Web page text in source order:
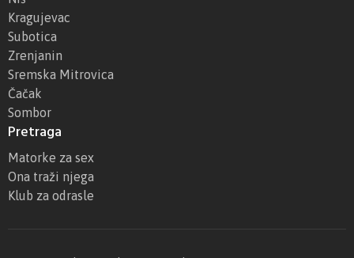
Kragujevac
Subotica
Zrenjanin
Sremska Mitrovica
Čačak
Sombor
Pretraga
Matorke za sex
Ona traži njega
Klub za odrasle